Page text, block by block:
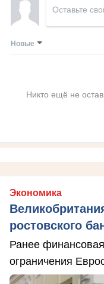
Новые
Никто ещё не
Экономика
ростовского
Ранее
ограничения